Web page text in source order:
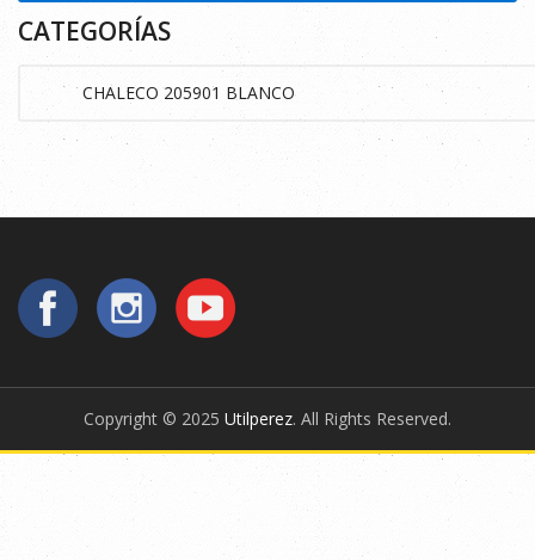
CATEGORÍAS
Copyright © 2025 Utilperez. All Rights Reserved.